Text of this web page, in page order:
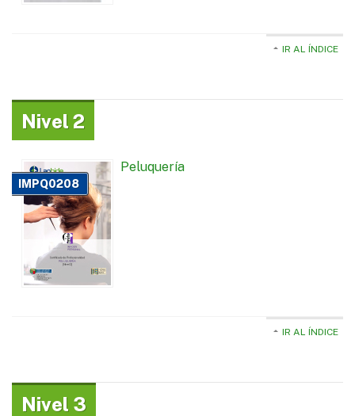
IR AL ÍNDICE
Nivel 2
IMPQ0208
Peluquería
IR AL ÍNDICE
Nivel 3